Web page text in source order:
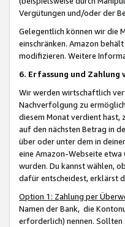
Vergütungen und/oder der
Gelegentlich können wir die
einschränken. Amazon
modifizieren. Weitere
6. Erfassung und Zahlung
Wir werden wirtschaftlich
Nachverfolgung zu
diesem Monat verdient hast,
auf den nächsten Betrag in
über oder unter dem in
eine Amazon-Webseite etwa
wurden. Du kannst wählen,
dafür entscheidest, erklärst
Option 1: Zahlung per
Namen der Bank, die
erforderlich) nennen. Sollten